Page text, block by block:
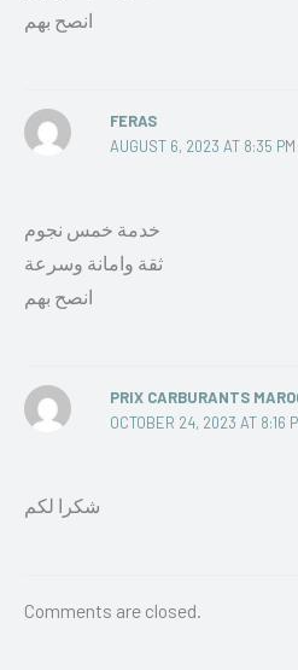
انصح بهم
FERAS
AUGUST 6, 2023 AT 8:35 PM
خدمة خمس نجوم
ثقة وامانة وسرعة
انصح بهم
PRIX CARBURANTS
OCTOBER 24, 2023 AT 8:16
شكرا لكم
Comments are closed.